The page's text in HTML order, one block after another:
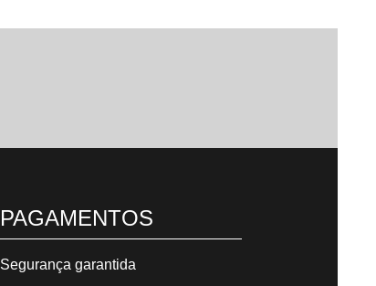
PAGAMENTOS
Segurança garantida